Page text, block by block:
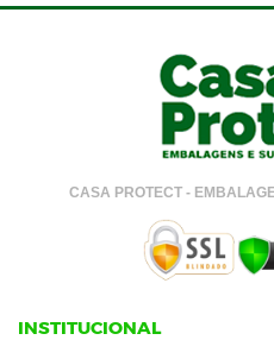
CASA PROTECT -
INSTITUCIONAL